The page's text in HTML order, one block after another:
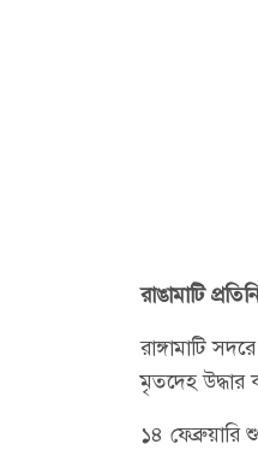
রাঙামাটি
রাঙ্গামাটি
মৃতদেহ উদ্ধার
১৪ ফেব্রুয়ারি